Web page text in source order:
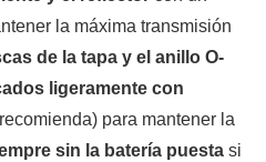
la máxima transmisión
de la tapa y el anillo O-
ligeramente con
para mantener la
sin la batería puesta si